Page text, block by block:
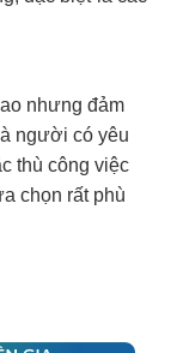
nhưng đảm
người có yêu
thù công việc
chọn rất phù